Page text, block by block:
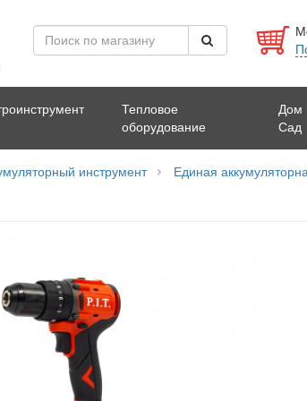
Тепловое
оборудование
Дом
Сад
инструмент Единая